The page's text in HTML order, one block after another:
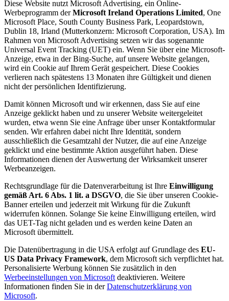
Diese Website nutzt Microsoft Advertising, ein Online-
Werbeprogramm derMicrosoft Ireland Operations Limited, One
Microsoft Place, South County Business Park, Leopardstown,
Dublin 18, Irland (Mutterkonzern: Microsoft Corporation, USA). Im
Rahmen von Microsoft Advertising setzen wir das sogenannte
Universal Event Tracking (UET) ein. Wenn Sie über eine Microsoft-
Anzeige, etwa in der Bing-Suche, auf unsere Website gelangen,
wird ein Cookie auf Ihrem Gerät gespeichert. Diese Cookies
verlieren nach spätestens 13 Monaten ihre Gültigkeit und dienen
nicht der persönlichen Identifizierung.
Damit können Microsoft und wir erkennen, dass Sie auf eine
Anzeige geklickt haben und zu unserer Website weitergeleitet
wurden, etwa wenn Sie eine Anfrage über unser Kontaktformular
senden. Wir erfahren dabei nicht Ihre Identität, sondern
ausschließlich die Gesamtzahl der Nutzer, die auf eine Anzeige
geklickt und eine bestimmte Aktion ausgeführt haben. Diese
Informationen dienen der Auswertung der Wirksamkeit unserer
Werbeanzeigen.
Rechtsgrundlage für die Datenverarbeitung ist Ihre Einwilligung
gemäß Art. 6 Abs. 1 lit. a DSGVO, die Sie über unseren Cookie-
Banner erteilen und jederzeit mit Wirkung für die Zukunft
widerrufen können. Solange Sie keine Einwilligung erteilen, wird
das UET-Tag nicht geladen und es werden keine Daten an
Microsoft übermittelt.
Die Datenübertragung in die USA erfolgt auf Grundlage des EU-
US Data Privacy Framework, dem Microsoft sich verpflichtet hat.
Personalisierte Werbung können Sie zusätzlich in den
Werbeeinstellungen von Microsoft deaktivieren. Weitere
Informationen finden Sie in derDatenschutzerklärung von
Microsoft.